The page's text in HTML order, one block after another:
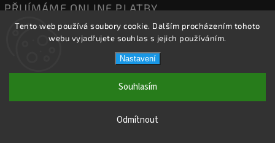
Tento web používá soubory cookie. Dalším procházením tohoto
webu vyjadřujete souhlas s jejich používáním.
Nastavení
Odmítnout
Souhlasím
PŘIJÍMÁME ONLINE PLATBY